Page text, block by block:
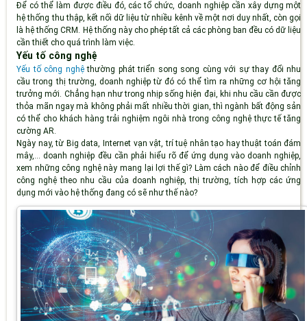
Để có thể làm được điều đó, các tổ chức, doanh nghiệp cần xây dựng một
hệ thống thu thập, kết nối dữ liệu từ nhiều kênh về một nơi duy nhất, còn gọi
là hệ thống CRM. Hệ thống này cho phép tất cả các phòng ban đều có dữ liệu
cần thiết cho quá trình làm việc.
Yếu tố công nghệ
Yếu tố công nghệthường phát triển song song cùng với sự thay đổi nhu
cầu trong thị trường, doanh nghiệp từ đó có thể tìm ra những cơ hội tăng
trưởng mới. Chẳng hạn như trong nhịp sống hiện đại, khi nhu cầu cần được
thỏa mãn ngay mà không phải mất nhiều thời gian, thì ngành bất động sản
có thể cho khách hàng trải nghiệm ngôi nhà trong công nghệ thực tế tăng
cường AR.
Ngày nay, từ Big data, Internet vạn vật, trí tuệ nhân tạo hay thuật toán đám
mây,... doanh nghiệp đều cần phải hiểu rõ để ứng dụng vào doanh nghiệp,
xem những công nghệ này mang lại lợi thế gì? Làm cách nào để điều chỉnh
công nghệ theo nhu cầu của doanh nghiệp, thị trường, tích hợp các ứng
dụng mới vào hệ thống đang có sẽ như thế nào?